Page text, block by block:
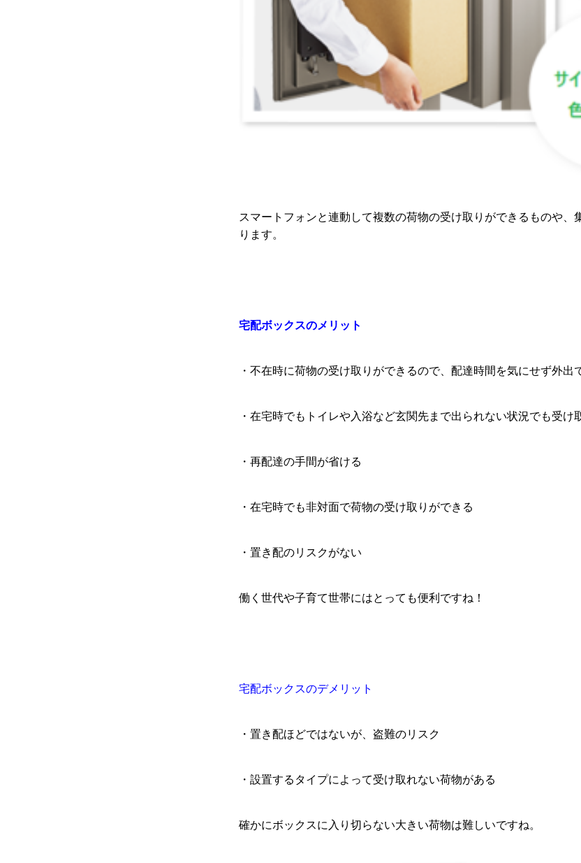
スマートフォンと連動して複数の荷物の受け取りができるものや、
ります。
宅配ボックスのメリット
・不在時に荷物の受け取りができるので、配達時間を気にせず外出
・在宅時でもトイレや入浴など玄関先まで出られない状況でも受け
・再配達の手間が省ける
・在宅時でも非対面で荷物の受け取りができる
・置き配のリスクがない
働く世代や子育て世帯にはとっても便利ですね！
宅配ボックスのデメリット
・置き配ほどではないが、盗難のリスク
・設置するタイプによって受け取れない荷物がある
確かにボックスに入り切らない大きい荷物は難しいですね。